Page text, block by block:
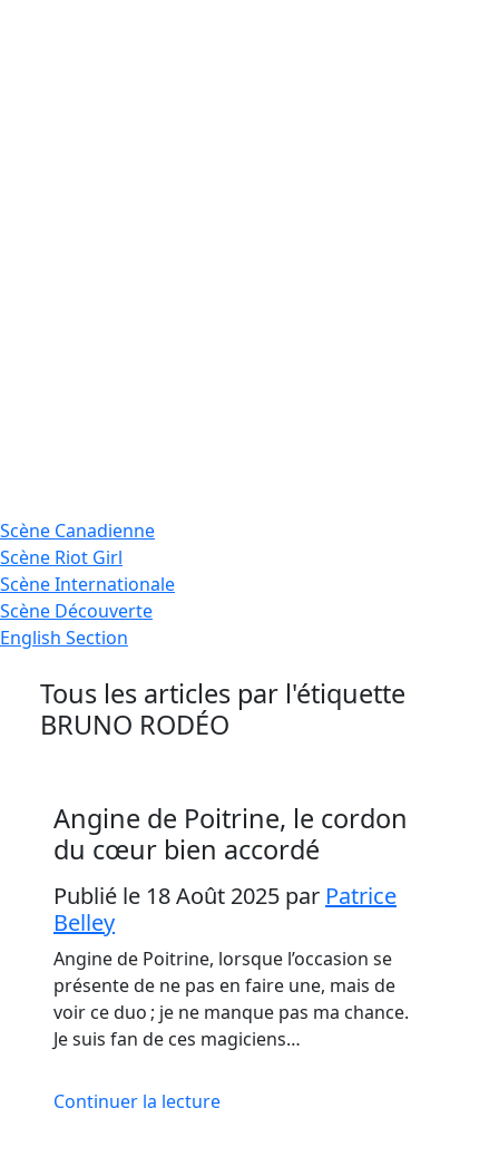
Scène Canadienne
Scène Riot Girl
ScèneInternationale
Scène Découverte
English Section
Tous les articles par l'étiquette
BRUNO RODÉO
Angine de Poitrine, le cordon
du cœur bien accordé
Publié le 18 Août 2025 par Patrice
Belley
Angine de Poitrine, lorsque l’occasion se
présente de ne pas en faire une, mais de
voir ce duo ; je ne manque pas ma chance.
Je suis fan de ces magiciens…
Continuer la lecture